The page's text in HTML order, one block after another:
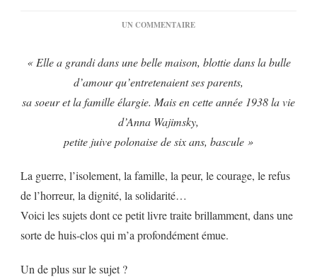
UN COMMENTAIRESUR
DE
ZALBERG…
« Elle a grandi dans une belle maison, blottie dans la bulle
d’amour qu’entretenaient ses parents,
sa soeur et la famille élargie. Mais en cette année 1938 la vie
d’Anna Wajimsky,
petite juive polonaise de six ans, bascule »
La guerre, l’isolement, la famille, la peur, le courage, le refus
de l’horreur, la dignité, la solidarité…
Voici les sujets dont ce petit livre traite brillamment, dans une
sorte de huis-clos qui m’a profondément émue.
Un de plus sur le sujet ?